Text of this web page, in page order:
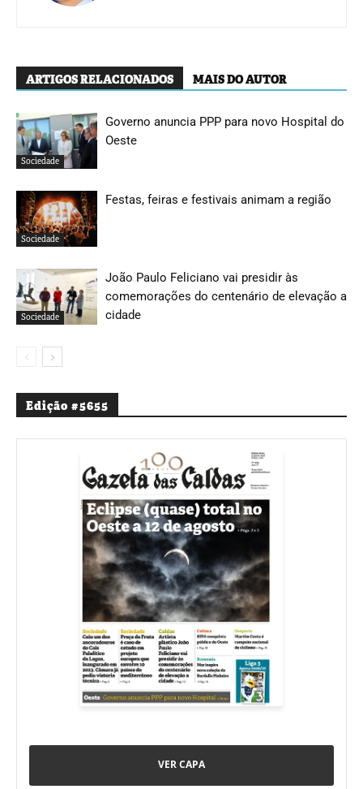
ARTIGOS RELACIONADOS MAIS DO AUTOR
Sociedade
Governo anuncia PPP para novo Hospital do
Oeste
Sociedade
Festas, feiras e festivais animam a região
Sociedade
João Paulo Feliciano vai presidir às
comemorações do centenário de elevação a
cidade
Edição #5655
VER CAPA